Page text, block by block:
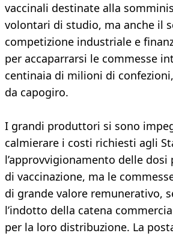
vaccinali destinate alla
volontari di studio, ma anche il
competizione industriale e
per accaparrarsi le commesse
centinaia di milioni di
da capogiro.
I grandi produttori si sono
calmierare i costi richiesti agli
l’approvvigionamento delle
di vaccinazione, ma le
di grande valore remunerativo,
l’indotto della catena
per la loro distribuzione. La